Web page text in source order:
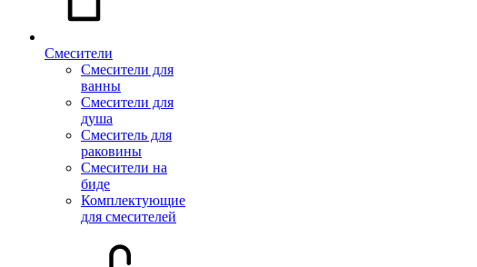
Смесители
Смесители для
ванны
Смесители для
душа
Смеситель для
раковины
Смесители на
биде
Комплектующие
для смесителей